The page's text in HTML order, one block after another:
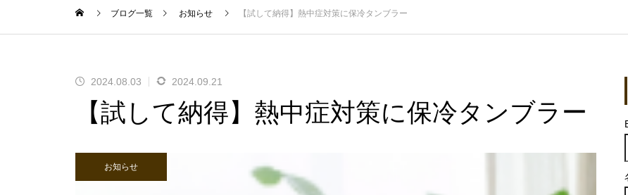
ブログ一覧 お知らせ 【試して納得】熱中症対策に保冷タンブラー
2024.08.03 2024.09.21
【試して納得】熱中症対策に保冷タンブラー
お知らせ